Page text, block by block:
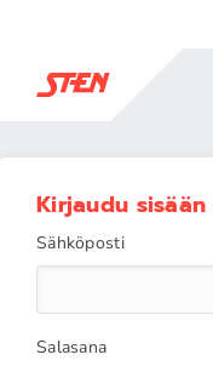
Kirjaudu sisään
Sähköposti
Salasana